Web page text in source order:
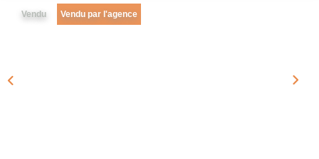
NOTRE AGENCE
Vendu Vendu par l'agence